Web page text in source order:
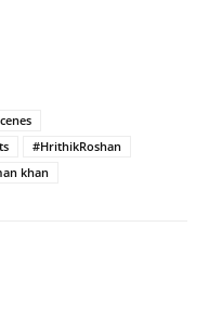
#HrithikRoshan
khan